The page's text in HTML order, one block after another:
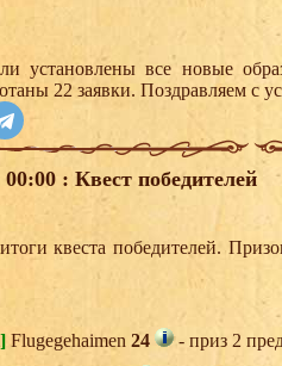
установлены все новые
22 заявки. Поздравляем с
00:00 : Квест победителей
квеста победителей.
Flugegehaimen 24
- приз 2